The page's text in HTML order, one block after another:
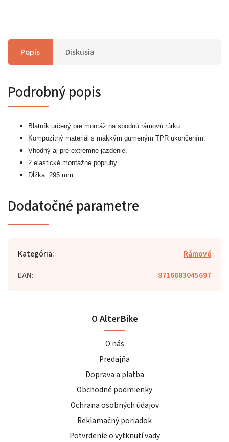
Popis Diskusia
Podrobný popis
Blatník určený pre montáž na spodnú rámovú rúrku.
Kompozitný materiál s mäkkým gumeným TPR ukončením.
Vhodný aj pre extrémne jazdenie.
2 elastické montážne popruhy.
Dĺžka: 295 mm.
Dodatočné parametre
Kategória:
Rámové
EAN: 8716683045697
O AlterBike
O nás
Predajňa
Doprava a platba
Obchodné podmienky
Ochrana osobných údajov
Reklamačný poriadok
Potvrdenie o vytknutí vady